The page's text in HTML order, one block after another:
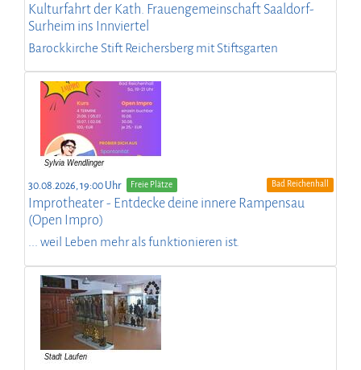
Kulturfahrt der Kath. Frauengemeinschaft Saaldorf-
Surheim ins Innviertel
Barockkirche Stift Reichersberg mit Stiftsgarten
30.08.2026, 19:00 Uhr Freie Plätze Bad Reichenhall
Improtheater - Entdecke deine innere Rampensau
(Open Impro)
... weil Leben mehr als funktionieren ist.